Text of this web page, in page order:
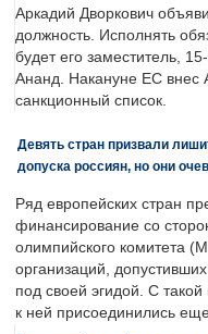
Аркадий Дворкович
должность. Исполнять
будет его заместитель,
Ананд. Накануне ЕС внес
санкционный список.
Девять стран призвали
допуска россиян, но они
Ряд европейских стран
финансирование со
олимпийского комитета
организаций,
под своей эгидой. С
к ней присоединились